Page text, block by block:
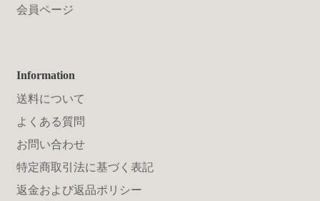
会員ページ
Information
送料について
よくある質問
お問い合わせ
特定商取引法に基づく表記
返金および返品ポリシー